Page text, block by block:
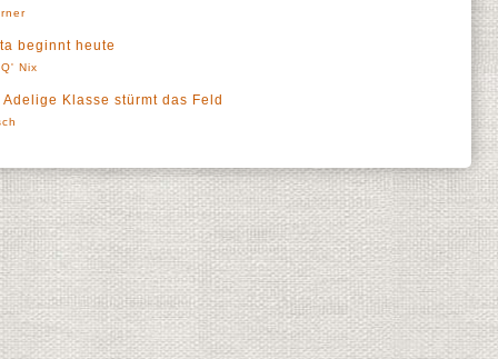
beginnt heute
Nix
Klasse stürmt das Feld